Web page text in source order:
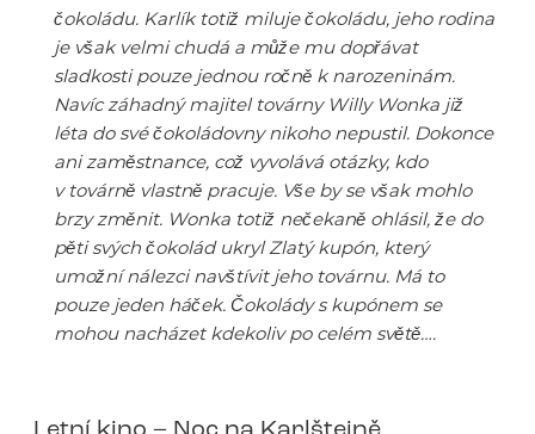
čokoládu. Karlík totiž miluje čokoládu, jeho rodina
je však velmi chudá a může mu dopřávat
sladkosti pouze jednou ročně k narozeninám.
Navíc záhadný majitel továrny Willy Wonka již
léta do své čokoládovny nikoho nepustil. Dokonce
ani zaměstnance, což vyvolává otázky, kdo
v továrně vlastně pracuje. Vše by se však mohlo
brzy změnit. Wonka totiž nečekaně ohlásil, že do
pěti svých čokolád ukryl Zlatý kupón, který
umožní nálezci navštívit jeho továrnu. Má to
pouze jeden háček. Čokolády s kupónem se
mohou nacházet kdekoliv po celém světě….